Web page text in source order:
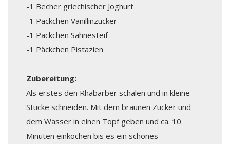
-1 Becher griechischer Joghurt
-1 Päckchen Vanillinzucker
-1 Päckchen Sahnesteif
-1 Päckchen Pistazien
Zubereitung:
Als erstes den Rhabarber schälen und in kleine
Stücke schneiden. Mit dem braunen Zucker und
dem Wasser in einen Topf geben und ca. 10
Minuten einkochen bis es ein schönes